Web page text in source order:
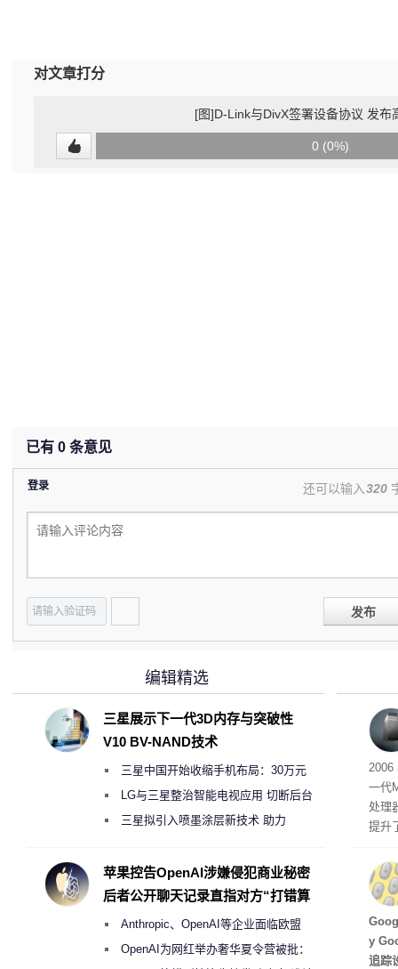
对文章打分
[图]D-Link与DivX签署设备协议 发布
0 (0%)
已有 0 条意见
登录 还可以输入320
发布
有
2006
一代
处理
提升
型
ss
y
追踪
编辑精选
三星展示下一代3D内存与突破性
V10 BV-NAND技术
三星中国开始收缩手机布局：30万元
月销售额不达标门店 将被逐步清退
LG与三星整治智能电视应用 切断后台
偷偷共享带宽的违规行为
三星拟引入喷墨涂层新技术 助力
度
苹果控告OpenAI涉嫌侵犯商业秘密
后者公开聊天记录直指对方“打错算
Anthropic、OpenAI等企业面临欧盟
《人工智能法案》全新执法权限审查
OpenAI为网红举办奢华夏令营被批：